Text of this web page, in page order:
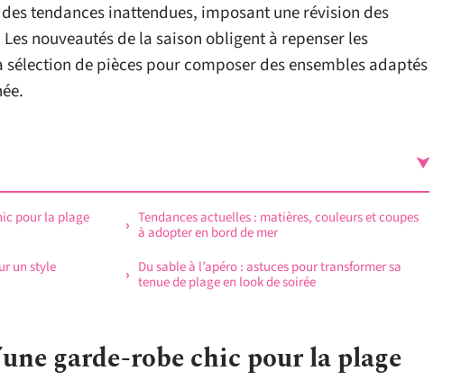
tendances inattendues, imposant une révision des
nouveautés de la saison obligent à repenser les
de pièces pour composer des ensembles adaptés
pour la plage
un style
Tendances actuelles : matières, couleurs et coupes
à adopter en bord de mer
Du sable à l’apéro : astuces pour transformer sa
tenue de plage en look de soirée
garde-robe chic pour la plage